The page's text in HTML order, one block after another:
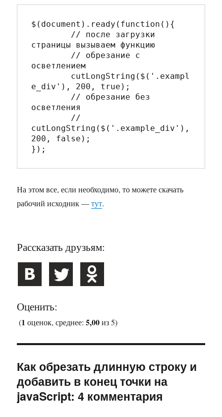
$(document).ready(function(){
страницы вызываем функцию
осветлением
e_div'), 200, true);
осветления
cutLongString($('.example_div'),
200, false);
На этом все, если необходимо, то можете скачать
рабочий исходник —тут.
Рассказать друзьям:
Оценить:
(1 оценок, среднее:5,00из 5)
Как обрезать длинную строку и
добавить в конец точки на
javaScript: 4 комментария